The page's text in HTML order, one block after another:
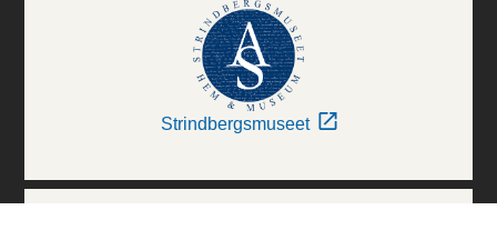
Strindbergsmuseet